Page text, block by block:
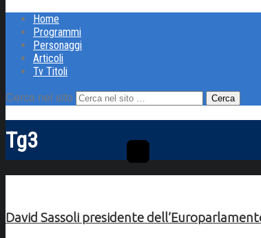
Home
Programmi
Personaggi
Articoli
Tv Titoli
Cerca nel sito
Tg3
David Sassoli presidente